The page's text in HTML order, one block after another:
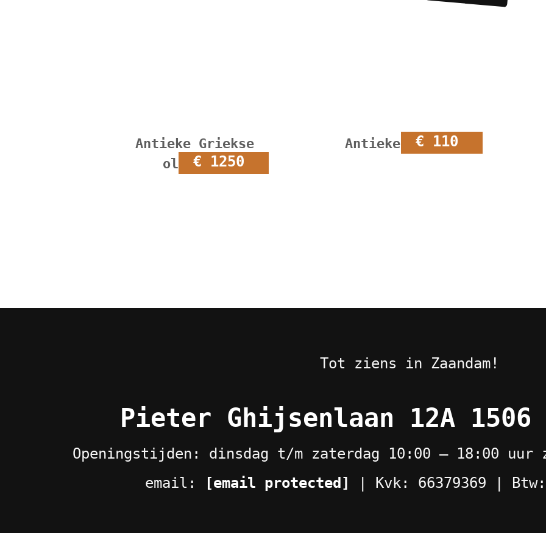
Antieke Griekse
olijfpot
€ 1250
Antieke kerkbank
€ 110
Tot ziens in Zaandam!
Pieter Ghijsenlaan 12A 1506
Openingstijden: dinsdag t/m zaterdag 10:00 – 18:00 uur
email:
[email protected] | Kvk: 66379369 | Btw: